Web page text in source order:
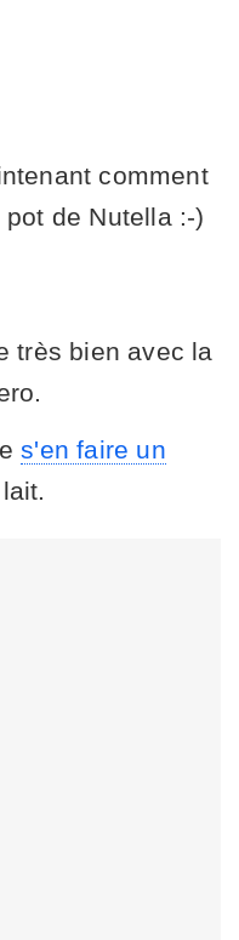
comment
de Nutella :-)
très bien avec la
s'en faire un